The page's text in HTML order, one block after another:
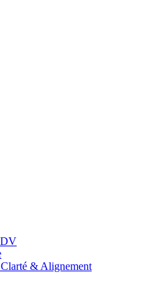
& Alignement